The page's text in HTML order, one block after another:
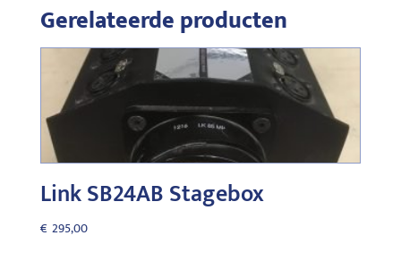
Gerelateerde producten
Link SB24AB Stagebox
€ 295,00